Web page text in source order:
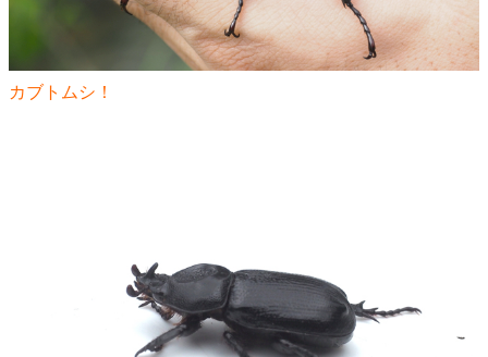
カブトムシ！